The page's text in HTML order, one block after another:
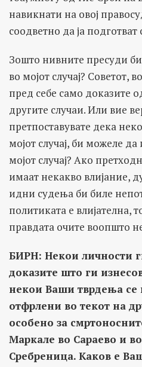
навикнати на овој
соодветно да ја подготват
Зошто нивните пресуди би
во мојот случај? Советот,
пред себе само доказите
другите случаи. Или вие
претпоставувате дека
мојот случај, би можеле
мојот случај? Ако
имаат некакво влијание,
идни судења би биле
политиката е влијателна,
правдата очите воопшто
БИРН: Некои личности
доказите што ги
некои Ваши тврдења се
отфрлени во текот на
особено за
Маркале во Сараево и
Сребреница. Каков е